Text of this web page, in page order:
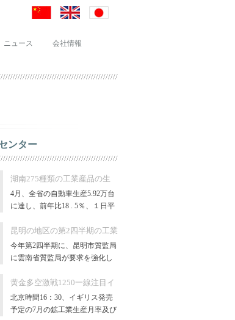
ニュース 会社情報
ンター
湖南275種類の工業産品の生
産高成長、１日平均
4月、全省の自動車生産5.92万台
に達し、前年比18 . 5％、１日平
省統計局によると、
昆明の地区の第2四半期の工業
製品品質検査ロッ
今年第2四半期に、昆明市質監局
に雲南省質監局が要求を強化し
品、と一般庶民の生活と密接に
関连し
黄金多空激戦1250一線注目イ
ギリス鉱工業生産と
北京時間16：30、イギリス発売
予定の7月の鉱工業生産月率及び